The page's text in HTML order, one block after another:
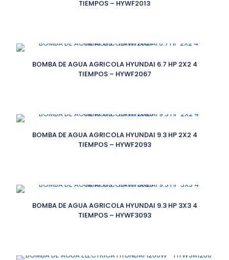
TIEMPOS – HYWF2013
BOMBA DE AGUA AGRICOLA HYUNDAI 6.7 HP 2X2 4
TIEMPOS – HYWF2067
BOMBA DE AGUA AGRICOLA HYUNDAI 9.3 HP 2X2 4
TIEMPOS – HYWF2093
BOMBA DE AGUA AGRICOLA HYUNDAI 9.3 HP 3X3 4
TIEMPOS – HYWF3093